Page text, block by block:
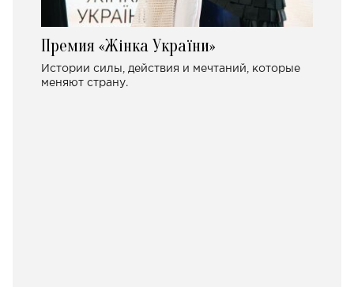
Премия «Жінка України»
Истории силы, действия и мечтаний, которые
меняют страну.